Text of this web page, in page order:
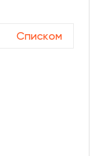
Списком